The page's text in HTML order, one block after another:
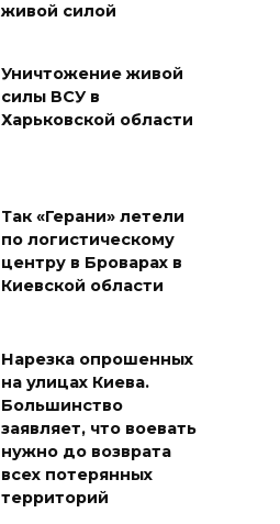
живой силой
Уничтожение живой
силы ВСУ в
Харьковской области
Так «Герани» летели
по логистическому
центру в Броварах в
Киевской области
Нарезка опрошенных
на улицах Киева.
Большинство
заявляет, что воевать
нужно до возврата
всех потерянных
территорий